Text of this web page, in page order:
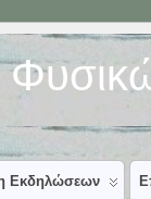
Εκδηλώσεων